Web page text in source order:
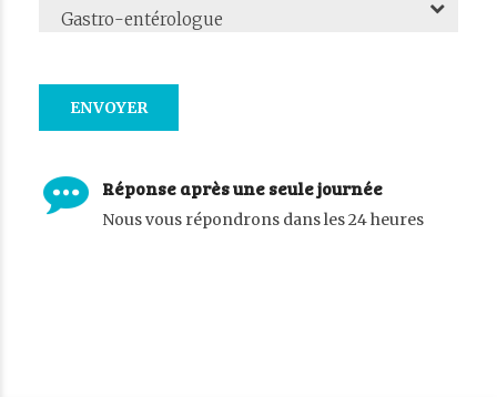
Gastro-entérologue
Réponse après une seule journée
Nous vous répondrons dans les 24 heures